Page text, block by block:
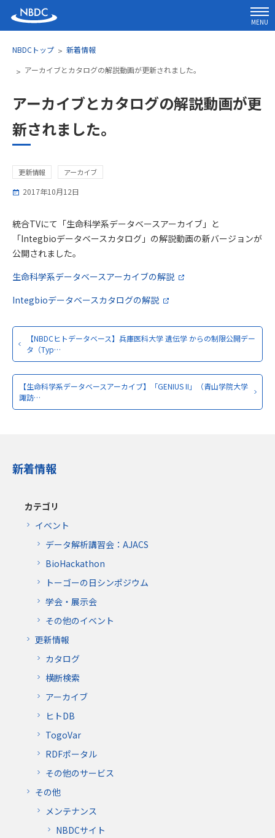
MENU
NBDCトップ
新着情報
アーカイブとカタログの解説動画が更新されました。
アーカイブとカタログの解説動画が更
新されました。
更新情報 アーカイブ
2017年10月12日
統合TVにて「生命科学系データベースアーカイブ」と
「Integbioデータベースカタログ」の解説動画の新バージョンが
公開されました。
生命科学系データベースアーカイブの解説
Integbioデータベースカタログの解説
【NBDCヒトデータベース】兵庫医科大学 遺伝学 からの制限公開デー
タ（Typ…
【生命科学系データベースアーカイブ】「GENIUS II」（青山学院大学
諏訪…
新着情報
カテゴリ
イベント
データ解析講習会：AJACS
BioHackathon
トーゴーの日シンポジウム
学会・展示会
その他のイベント
更新情報
カタログ
横断検索
アーカイブ
ヒトDB
TogoVar
RDFポータル
その他のサービス
その他
メンテナンス
NBDCサイト